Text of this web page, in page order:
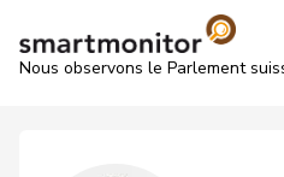
Nous observons le Parlement